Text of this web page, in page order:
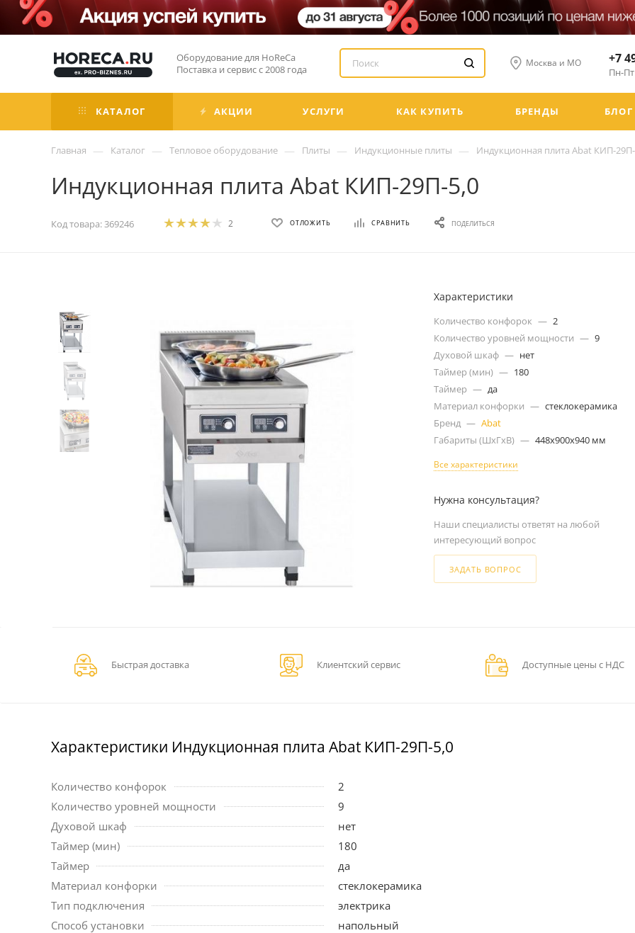
Оборудование для HoReCa
Поставка и сервис с 2008 года
Москва и МО +7
Пн-
КАТАЛОГ АКЦИИ УСЛУГИ КАК КУПИТЬ БРЕНДЫ БЛОГ
Главная — Каталог — Тепловое оборудование — Плиты — Индукционные плиты — Индукционная плита Abat КИП-
Индукционная плита Abat КИП-29П-5,0
Код товара: 369246 2 ОТЛОЖИТЬ СРАВНИТЬ ПОДЕЛИТЬСЯ
Характеристики
Количество конфорок — 2
Количество уровней мощности — 9
Духовой шкаф — нет
Таймер (мин) — 180
Таймер — да
Материал конфорки — стеклокерамика
Бренд — Abat
Габариты (ШxГxВ) — 448x900x940 мм
Все характеристики
Нужна консультация?
Наши специалисты ответят на любой
интересующий вопрос
ЗАДАТЬ ВОПРОС
Быстрая доставка Клиентский сервис Доступные цены с НДС
Характеристики Индукционная плита Abat КИП-29П-5,0
Количество конфорок
2
Количество уровней мощности
9
Духовой шкаф
нет
Таймер (мин)
180
Таймер
да
Материал конфорки
стеклокерамика
Тип подключения
электрика
Способ установки
напольный